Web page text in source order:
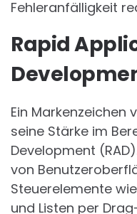
Fehleranfälligkeit
Rapid
Ein Markenzeichen
seine Stärke im
Development
von
Steuerelemente
und Listen per